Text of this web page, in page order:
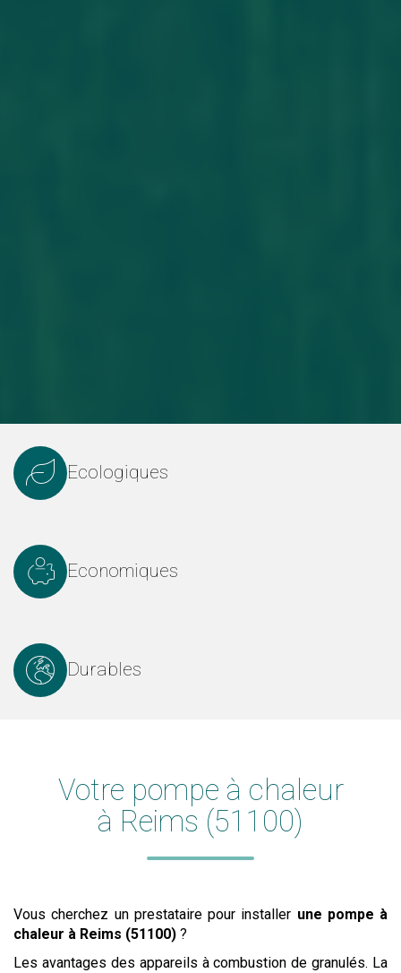
Ecologiques
Economiques
Durables
Votre pompe à chaleur
à Reims (51100)
Vous cherchez un prestataire pour installer une pompe à
chaleur à Reims (51100) ?
Les avantages des appareils à combustion de granulés. La